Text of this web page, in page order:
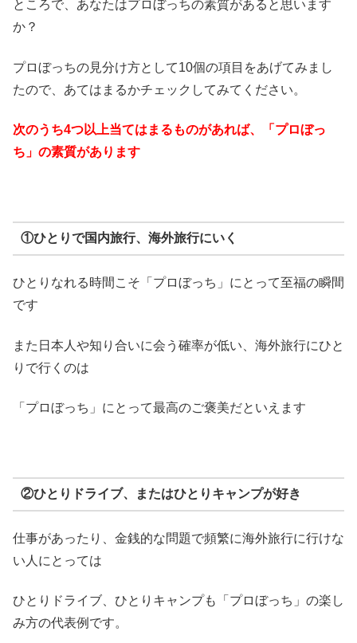
ところで、あなたはプロぼっちの素質があると思います
か？
プロぼっちの見分け方として10個の項目をあげてみまし
たので、あてはまるかチェックしてみてください。
次のうち4つ以上当てはまるものがあれば、「プロぼっ
ち」の素質があります
①ひとりで国内旅行、海外旅行にいく
ひとりなれる時間こそ「プロぼっち」にとって至福の瞬間
です
また日本人や知り合いに会う確率が低い、海外旅行にひと
りで行くのは
「プロぼっち」にとって最高のご褒美だといえます
②ひとりドライブ、またはひとりキャンプが好き
仕事があったり、金銭的な問題で頻繁に海外旅行に行けな
い人にとっては
ひとりドライブ、ひとりキャンプも「プロぼっち」の楽し
み方の代表例です。